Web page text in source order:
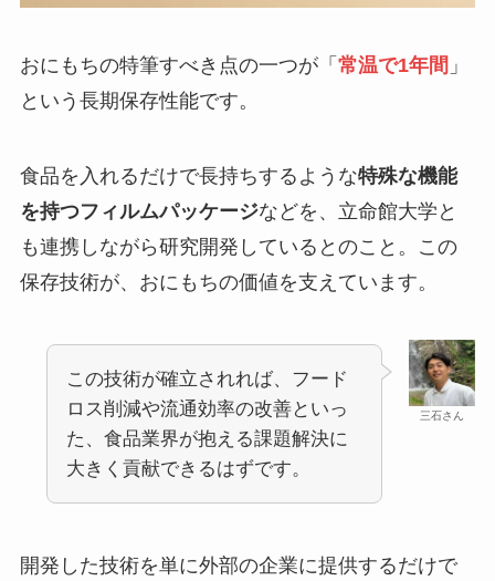
おにもちの特筆すべき点の一つが「 常温で1年間 」
という長期保存性能です。
食品を入れるだけで長持ちするような特殊な機能
を持つフィルムパッケージなどを、立命館大学と
も連携しながら研究開発しているとのこと。この
保存技術が、おにもちの価値を支えています。
三石さん
この技術が確立されれば、フード
ロス削減や流通効率の改善といっ
た、食品業界が抱える課題解決に
大きく貢献できるはずです。
開発した技術を単に外部の企業に提供するだけで